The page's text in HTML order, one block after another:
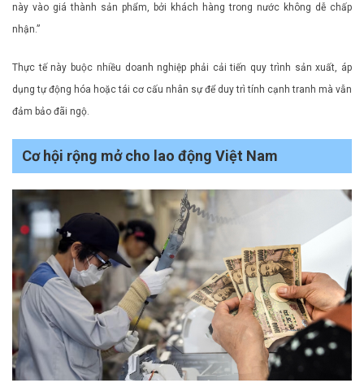
này vào giá thành sản phẩm, bởi khách hàng trong nước không dễ chấp
nhận.”
Thực tế này buộc nhiều doanh nghiệp phải cải tiến quy trình sản xuất, áp
dụng tự động hóa hoặc tái cơ cấu nhân sự để duy trì tính cạnh tranh mà vẫn
đảm bảo đãi ngộ.
Cơ hội rộng mở cho lao động Việt Nam